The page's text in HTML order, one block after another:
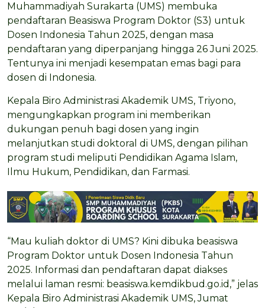
Muhammadiyah Surakarta (UMS) membuka
pendaftaran Beasiswa Program Doktor (S3) untuk
Dosen Indonesia Tahun 2025, dengan masa
pendaftaran yang diperpanjang hingga 26 Juni 2025.
Tentunya ini menjadi kesempatan emas bagi para
dosen di Indonesia.
Kepala Biro Administrasi Akademik UMS, Triyono,
mengungkapkan program ini memberikan
dukungan penuh bagi dosen yang ingin
melanjutkan studi doktoral di UMS, dengan pilihan
program studi meliputi Pendidikan Agama Islam,
Ilmu Hukum, Pendidikan, dan Farmasi.
“Mau kuliah doktor di UMS? Kini dibuka beasiswa
Program Doktor untuk Dosen Indonesia Tahun
2025. Informasi dan pendaftaran dapat diakses
melalui laman resmi: beasiswa.kemdikbud.go.id,” jelas
Kepala Biro Administrasi Akademik UMS, Jumat